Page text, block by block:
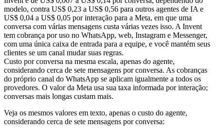
Custo por conversa na mesma escala, apenas do agente,
considerando cerca de sete mensagens por conversa. As cobranças
do próprio canal do WhatsApp se aplicam igualmente a todos os
provedores. O valor da Meta usa sua taxa informada por interação;
conversas mais longas custam mais.
Veja os mesmos valores em texto, apenas o custo do agente,
considerando cerca de sete mensagens por conversa: